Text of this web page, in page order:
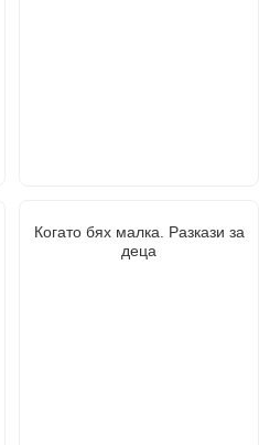
Когато бях малка. Разкази за
деца